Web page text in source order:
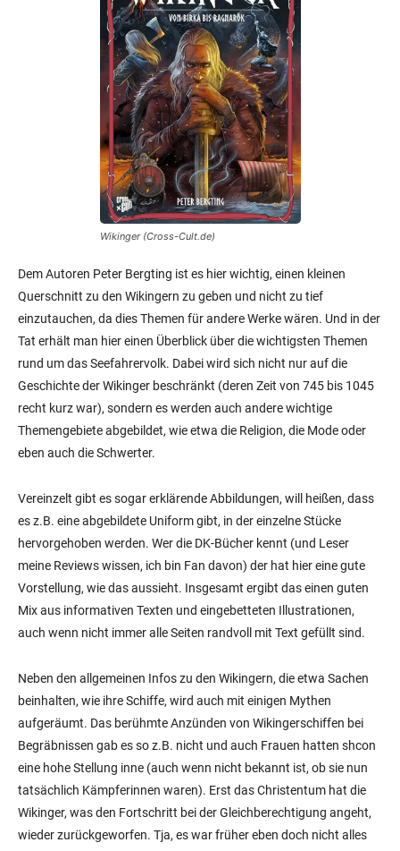
Wikinger (Cross-Cult.de)
Dem Autoren Peter Bergting ist es hier wichtig, einen kleinen
Querschnitt zu den Wikingern zu geben und nicht zu tief
einzutauchen, da dies Themen für andere Werke wären. Und in der
Tat erhält man hier einen Überblick über die wichtigsten Themen
rund um das Seefahrervolk. Dabei wird sich nicht nur auf die
Geschichte der Wikinger beschränkt (deren Zeit von 745 bis 1045
recht kurz war), sondern es werden auch andere wichtige
Themengebiete abgebildet, wie etwa die Religion, die Mode oder
eben auch die Schwerter.
Vereinzelt gibt es sogar erklärende Abbildungen, will heißen, dass
es z.B. eine abgebildete Uniform gibt, in der einzelne Stücke
hervorgehoben werden. Wer die DK-Bücher kennt (und Leser
meine Reviews wissen, ich bin Fan davon) der hat hier eine gute
Vorstellung, wie das aussieht. Insgesamt ergibt das einen guten
Mix aus informativen Texten und eingebetteten Illustrationen,
auch wenn nicht immer alle Seiten randvoll mit Text gefüllt sind.
Neben den allgemeinen Infos zu den Wikingern, die etwa Sachen
beinhalten, wie ihre Schiffe, wird auch mit einigen Mythen
aufgeräumt. Das berühmte Anzünden von Wikingerschiffen bei
Begräbnissen gab es so z.B. nicht und auch Frauen hatten shcon
eine hohe Stellung inne (auch wenn nicht bekannt ist, ob sie nun
tatsächlich Kämpferinnen waren). Erst das Christentum hat die
Wikinger, was den Fortschritt bei der Gleichberechtigung angeht,
wieder zurückgeworfen. Tja, es war früher eben doch nicht alles